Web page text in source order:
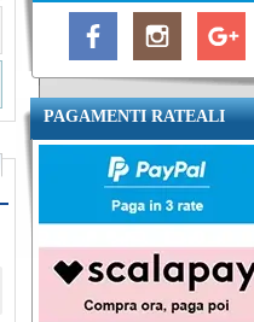
PAGAMENTI RATEALI